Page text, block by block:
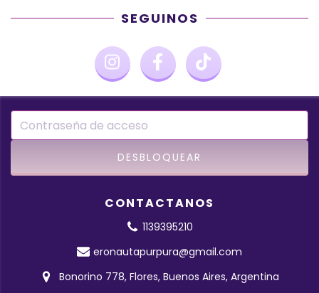
SEGUINOS
CONTACTANOS
1139395210
eronautapurpura@gmail.com
Bonorino 778, Flores, Buenos Aires, Argentina